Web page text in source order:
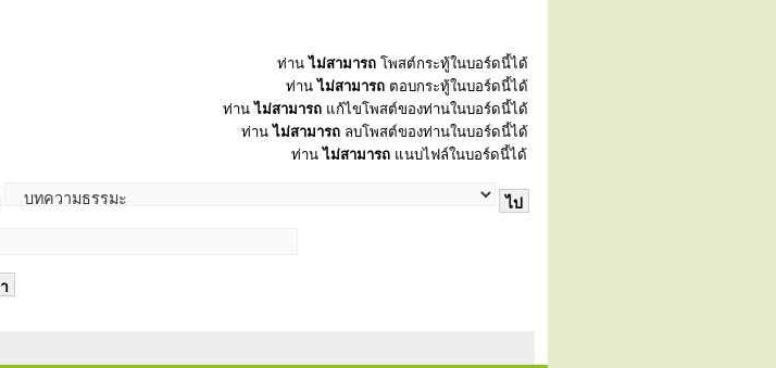
ท่านไม่สามารถ โพสต์กระทู้ในบอร์ดนี้ได้
ท่านไม่สามารถ ตอบกระทู้ในบอร์ดนี้ได้
ท่านไม่สามารถ แก้ไขโพสต์ของท่านในบอร์ดนี้ได้
ท่านไม่สามารถ ลบโพสต์ของท่านในบอร์ดนี้ได้
ท่านไม่สามารถ แนบไฟล์ในบอร์ดนี้ได้